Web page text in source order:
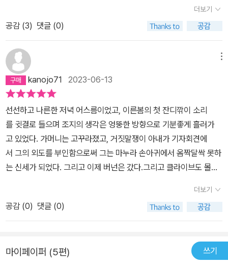
서, 부도덕한 불륜 관계라고도 말할 수 있겠습니다.이미 고인이 된 몰
리는 사망 당시 46세로, 어쩌면 그녀는 당연히 건강을 기대할 수 있
는 상황이기도 했습니다. 물론 작가인 매큐언은 현 남편인 조지 레인
에 의한 독살이나 사고사를 대놓고 말하고 있지는 않지만, 이 부분은
작가가 한발 물러서 독자들의 상상에 맡기고 있는 것으로 여겨집니
다. 몰리의 생전 마지막 상대가 외무장관 줄리언 가버니라는 점은 극
에서 상당히 중요한 설정으로 자리하고 있었는데요. 그는 일종의 인
종주의자이자 정치적으로는 보수주의자로 극의 배경인 1996년 이후
의 영국 사회에서 대두된 한 쪽의 정치 세력을 대변하는 인물이기도
합니다. 가버니는 소위 입지전적인 인물로, 아내인 로즈와 함께 가정
을 일구었고 의사인 아내의 경력에도 조언과 도움을 아끼지 않은 외
조도 드러나고 있는데요. 그가 법대를 졸업해 변호사가 되었고 이후
라는 자신만의 성공한 성을 쌓았으나 그럼에도 불구하고 고인이 된
몰리와 부적절한 관계를 유지했습니다. 심지어 극 중반에 그의 아내
를 통해 알게 된 사실은 몰리가 가버니는 물론 아내와도 직접적인 교
베토벤을 향한 애정과 그런 악곡의 창작에 대한 예술을 천직으로 삼
머니에게는 남다른 재능이 있을 것이다. - 25- 툭 터놓고 말해 두 사
람 사이의 우정을 통해 클라이브 자신이 얻은게 뭐란 말인가? 베풀기
들은 몰리를 공유했고 수년 동안 우정을 쌓아왔지만, 속 빈 강정이었
다. 적어도 클라이브 입장에서는 그랬다. 너그러이 보자면, 이 불균형
은 버넌의 수동적이고 일에 몰두하는 성향 때문이라고 할 수도 있다.
하지만 어젯밤 이후로 클라이브는 이런 성향도 보다 큰 문제의 일부
분에 불과하다는 쪽으로 마음이 기울었다.- 버넌은 원칙이 결여된 사
람이었다. - 82- 우리는 서로에 대해 아는 게 거의 없다. 우리는 빙산
처럼 대부분 물에 잠겨 있고, 눈으로 볼 수 있는 사회적 자아만이 하얗
고 냉랭하게 밖으로 솟아 있다. - 88- 세상엔 교향곡보다 중요한 것
도 있지. 바로 사람이야.판매부수는 사람이라는 것보다 중요하고, 버
거짓말쟁이 아내가 기자회견에서 그의 외도를 부인함으로써 그는 마
누라 손아귀에서 옴짝달싹 못하는 신세가 되었다. 그리고 이제 버넌
은 갔다. 그리고 클라이브도. 몰리의 예 애인들과 치른 전쟁을 돌이켜
을 고려해볼만한 적기인지도 모른다. - 2012023. jun.#암스테르담
기 총리로 예상되는 유명 인사다. 클라이브와 버넌은 오만불손한 데
다가 정치 성향도 안 맞고 자신들보다 훨씬 유명한 가머니를 마음에
들어 하지 않는다. 이런 와중에 버넌의 신문사 사주인 조지가 버넌에
게 비밀스러운 자료를 건넨다. 생전에 몰리가 찍은 가머니의 사진인
데, 사진 속 가머니는 여장을 하고 있다. 사진이 공개되면 가머니의 정
치적 생명은 끝이 나고 신문은 날개 돋은 듯 팔려나갈 거라고 직감한
버넌은 신문사 내의 반대 여론을 무시하고 특종 보도를 준비한다.한
편 클라이브는 밀레니엄을 기념하기 위한 교향곡을 의뢰받아 작업 중
인데 좀처럼 악상이 떠오르지 않아 골치가 아프다. 머리를 식힐 겸 호
수 지대로 여행을 떠난 클라이브는 그곳에서 한 여자가 남자에게 위
협을 당하는 현장을 목격한다. 그 순간 그토록 떠오르지 않았던 악상
이 떠오르고, 여자를 구해야 한다는 생각보다 어렵게 떠올린 악상이
사라지면 안 된다는 생각이 앞선 클라이브는 현장을 뒤로 하고 작업
실로 돌아간다. 이언 매큐언의 소설 <암스테르담>은 사회적 지위도
클라이브와 버넌은 직업적 성공을 위해 도덕적 의무나 사회적 책임을
저버린다. 클라이브는 여성의 고통을 외면하고 버넌은 성소수자를 공
더보기
공감 (3) 댓글 (0)
kanojo71 2023-06-13
선선하고 나른한 저녁 어스름이었고, 이른봄의 첫 잔디깎이 소리
를 귓결로 들으며 조지의 생각은 엉뚱한 방향으로 기분좋게 흘러가
고 있었다. 가머니는 고꾸라졌고, 거짓말쟁이 아내가 기자회견에
서 그의 외도를 부인함으로써 그는 마누라 손아귀에서 옴짝달싹 못하
는 신세가 되었다. 그리고 이제 버넌은 갔다.그리고 클라이브도 몰리
지 않다. 지금이야말로 몰리의 추도식을 고려해볼만한 적기인지도 모
른다.
더보기
공감 (0) 댓글 (0)
마이페이퍼 (5편) 쓰기